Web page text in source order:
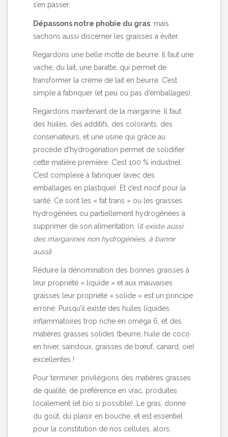
s’en passer.
Dépassons notre phobie du gras , mais
sachons aussi discerner les graisses à éviter.
Regardons une belle motte de beurre. Il faut une
vache, du lait, une baratte, qui permet de
transformer la crème de lait en beurre. C’est
simple à fabriquer (et peu ou pas d’emballages).
Regardons maintenant de la margarine. Il faut
des huiles, des additifs, des colorants, des
conservateurs, et une usine qui grâce au
procédé d’hydrogénation permet de solidifier
cette matière première. C’est 100 % industriel.
C’est complexe à fabriquer (avec des
emballages en plastique). Et c’est nocif pour la
santé. Ce sont les « fat trans » ou les graisses
hydrogénées ou partiellement hydrogénées à
supprimer de son alimentation. (Il existe aussi
des margarines non hydrogénées, à bannir
aussi).
Réduire la dénomination des bonnes graisses à
leur propriété « liquide » et aux mauvaises
graisses leur propriété « solide » est un principe
erroné. Puisqu’il existe des huiles liquides
inflammatoires trop riche en oméga 6, et des
matières grasses solides (beurre, huile de coco
en hiver, saindoux, graisses de bœuf, canard, oie)
excellentes !
Pour terminer, privilégions des matières grasses
de qualité, de préférence en vrac, produites
localement (et bio si possible). Le gras, donne
du goût, du plaisir en bouche, et est essentiel
pour la constitution de nos cellules, alors,